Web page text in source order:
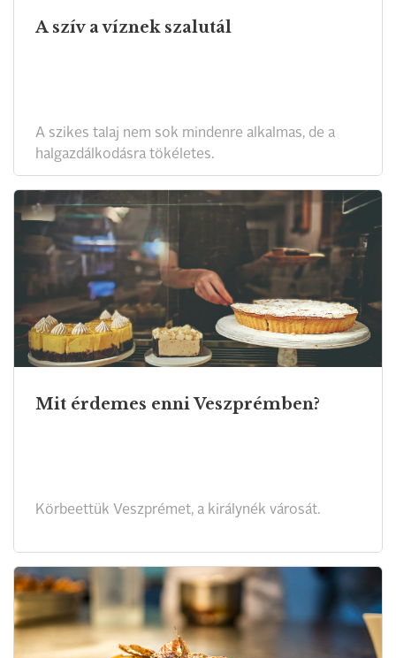
A szív a víznek szalutál
A szikes talaj nem sok mindenre alkalmas, de a
halgazdálkodásra tökéletes.
Mit érdemes enni Veszprémben?
Körbeettük Veszprémet, a királynék városát.